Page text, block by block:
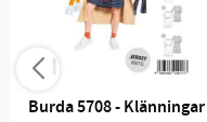
Burda 5708 - Klänningar